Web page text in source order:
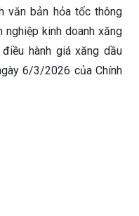
văn bản hỏa tốc thông
nghiệp kinh doanh xăng
hành giá xăng dầu
6/3/2026 của Chính